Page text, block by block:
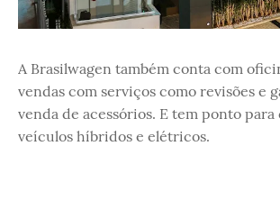
A Brasilwagen também conta com
vendas com serviços como revisões e
venda de acessórios. E tem ponto
veículos híbridos e elétricos.